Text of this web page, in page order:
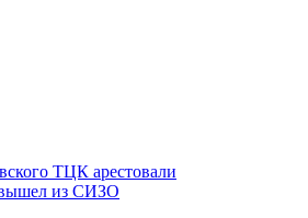
ТЦК арестовали
из СИЗО